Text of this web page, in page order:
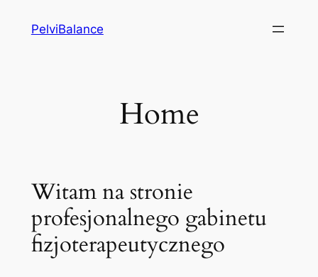
PelviBalance
Home
Witam na stronie
profesjonalnego gabinetu
fizjoterapeutycznego